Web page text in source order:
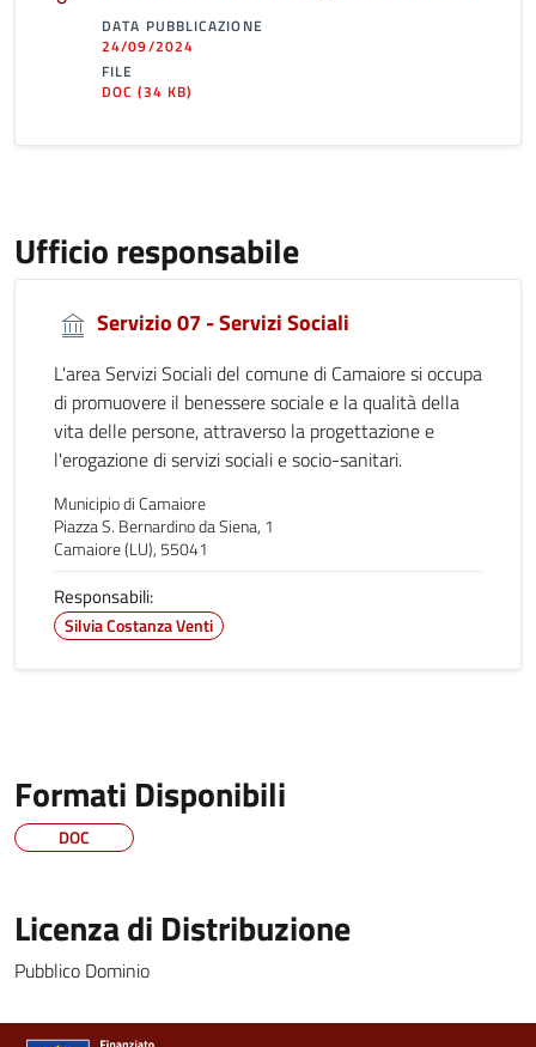
DATA PUBBLICAZIONE
24/09/2024
FILE
DOC(34 KB)
Ufficio responsabile
Servizio 07 - Servizi Sociali
L'area Servizi Sociali del comune di Camaiore si occupa
di promuovere il benessere sociale e la qualità della
vita delle persone, attraverso la progettazione e
l'erogazione di servizi sociali e socio-sanitari.
Municipio di Camaiore
Piazza S. Bernardino da Siena, 1
Camaiore (LU), 55041
Responsabili:
Silvia Costanza Venti
Formati Disponibili
DOC
Licenza di Distribuzione
Pubblico Dominio